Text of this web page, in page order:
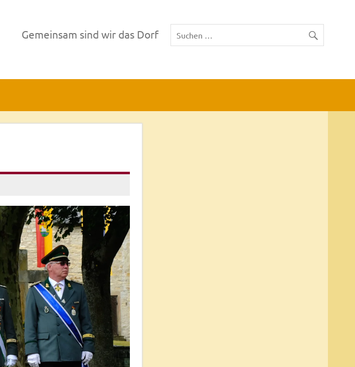
Gemeinsam sind wir das Dorf